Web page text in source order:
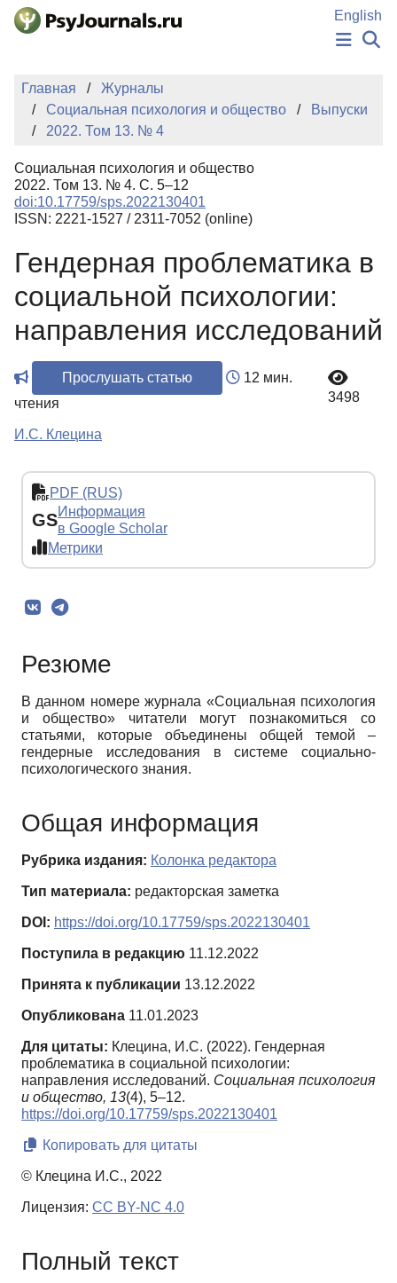
Перейти к основному содержанию
English
НОВОСТИ
ИЗДАНИЯ
БАЗА ЗНАНИЙ
КЛЮЧЕВЫЕ СЛОВА
Регистрация
Главная
Журналы
Социальная психология и общество
Выпуски
2022. Том 13. № 4
Социальная психология и общество
2022. Том 13. № 4. С. 5–12
doi:10.17759/sps.2022130401
ISSN: 2221-1527 / 2311-7052 (online)
Гендерная проблематика в
социальной психологии:
направления исследований
Прослушать статью
12 мин.
чтения
3498
И.С. Клецина
PDF (RUS)
GSИнформация
в Google Scholar
Метрики
Резюме
В данном номере журнала «Социальная психология
и общество» читатели могут познакомиться со
статьями, которые объединены общей темой –
гендерные исследования в системе социально-
психологического знания.
Общая информация
Рубрика издания: Колонка редактора
Тип материала: редакторская заметка
DOI: https://doi.org/10.17759/sps.2022130401
Поступила в редакцию 11.12.2022
Принята к публикации 13.12.2022
Опубликована 11.01.2023
Для цитаты: Клецина, И.С. (2022). Гендерная
проблематика в социальной психологии:
направления исследований. Социальная психология
и общество, 13(4), 5–12.
https://doi.org/10.17759/sps.2022130401
Копировать для цитаты
© Клецина И.С., 2022
Лицензия: CC BY-NC 4.0
Полный текст